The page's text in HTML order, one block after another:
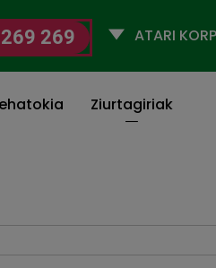
269
Selecciona
Ziurtagiriak